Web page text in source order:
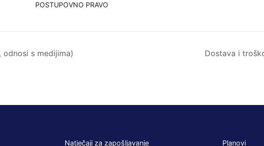
POSTUPOVNO PRAVO
s medijima) Dostava i
Natječaji za zapošljavanje Planovi